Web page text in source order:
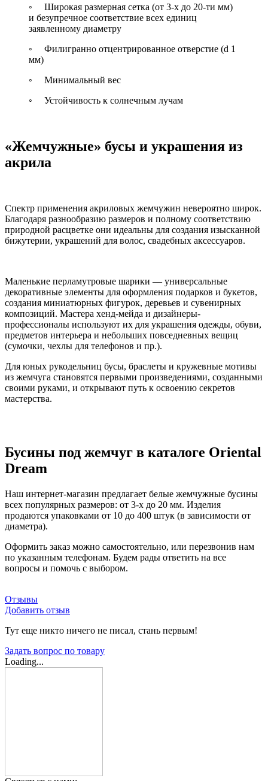
◦ Широкая размерная сетка (от 3-х до 20-ти мм)
и безупречное соответствие всех единиц
заявленному диаметру
◦ Филигранно отцентрированное отверстие (d 1
мм)
◦ Минимальный вес
◦ Устойчивость к солнечным лучам
«Жемчужные» бусы и украшения из
акрила
Спектр применения акриловых жемчужин невероятно широк.
Благодаря разнообразию размеров и полному соответствию
природной расцветке они идеальны для создания изысканной
бижутерии, украшений для волос, свадебных аксессуаров.
Маленькие перламутровые шарики — универсальные
декоративные элементы для оформления подарков и букетов,
создания миниатюрных фигурок, деревьев и сувенирных
композиций. Мастера хенд-мейда и дизайнеры-
профессионалы используют их для украшения одежды, обуви,
предметов интерьера и небольших повседневных вещиц
(сумочки, чехлы для телефонов и пр.).
Для юных рукодельниц бусы, браслеты и кружевные мотивы
из жемчуга становятся первыми произведениями, созданными
своими руками, и открывают путь к освоению секретов
мастерства.
Бусины под жемчуг в каталоге Oriental
Dream
Наш интернет-магазин предлагает белые жемчужные бусины
всех популярных размеров: от 3-х до 20 мм. Изделия
продаются упаковками от 10 до 400 штук (в зависимости от
диаметра).
Оформить заказ можно самостоятельно, или перезвонив нам
по указанным телефонам. Будем рады ответить на все
вопросы и помочь с выбором.
Отзывы
Добавить отзыв
Тут еще никто ничего не писал, стань первым!
Задать вопрос по товару
Loading...